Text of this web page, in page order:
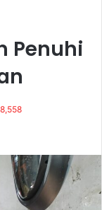
Penuhi
8,558